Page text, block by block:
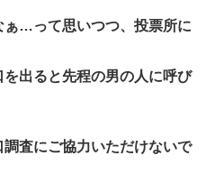
ぁ…って思いつつ、投票所に
出ると先程の男の人に呼び
調査にご協力いただけないで